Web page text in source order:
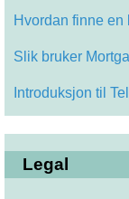
Hvordan finne
Slik bruker
Introduksjon til
Legal